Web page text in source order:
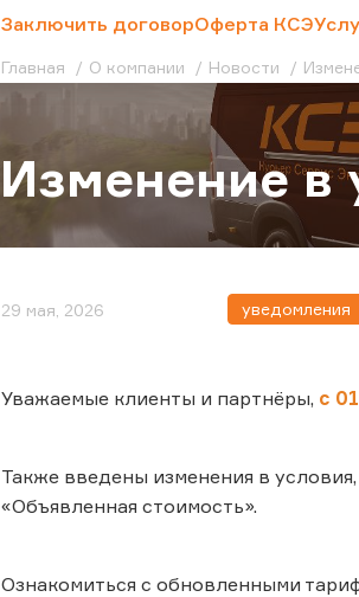
Заключить договорОферта КСЭ
Главная О компании Новости
Изменение в
29 мая, 2026 уведомления
Уважаемые клиенты и партнёры, с
Также введены изменения в
«Объявленная стоимость».
Ознакомиться с обновленными